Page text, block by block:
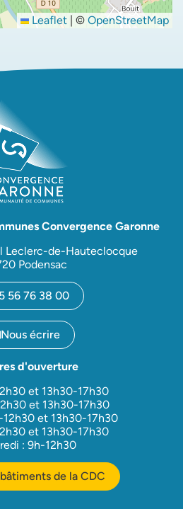
Leaflet | © OpenStreetMap
Convergence Garonne
Leclerc-de-Hauteclocque
Podensac
56 76 38 00
Nous écrire
d'ouverture
et 13h30-17h30
et 13h30-17h30
et 13h30-17h30
et 13h30-17h30
: 9h-12h30
de la CDC